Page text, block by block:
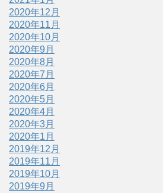
2020年12月
2020年11月
2020年10月
2020年9月
2020年8月
2020年7月
2020年6月
2020年5月
2020年4月
2020年3月
2020年1月
2019年12月
2019年11月
2019年10月
2019年9月